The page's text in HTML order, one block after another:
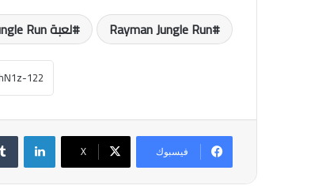
Rayman Jungle Run لعبة Rayman Jungle Run للاندرويد
فيسبوك ‫X